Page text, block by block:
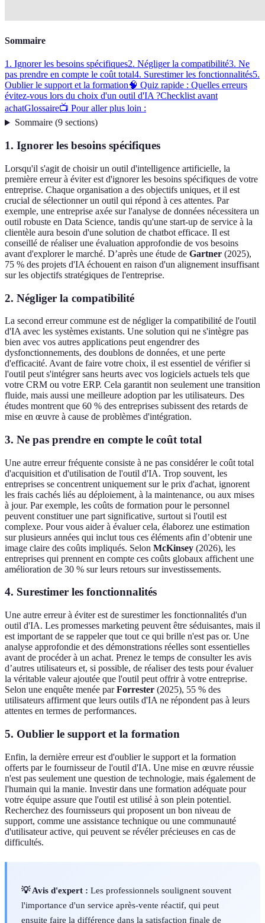
Sommaire
1. Ignorer les besoins spécifiques2. Négliger la compatibilité3. Ne
pas prendre en compte le coût total4. Surestimer les fonctionnalités5.
Oublier le support et la formation🧠 Quiz rapide : Quelles erreurs
évitez-vous lors du choix d'un outil d'IA ?Checklist avant
achatGlossaire📺 Pour aller plus loin :
Sommaire(9 sections)
1. Ignorer les besoins spécifiques
Lorsqu'il s'agit de choisir un outil d'intelligence artificielle, la
première erreur à éviter est d'ignorer les besoins spécifiques de votre
entreprise. Chaque organisation a des objectifs uniques, et il est
crucial de sélectionner un outil qui répond à ces attentes. Par
exemple, une entreprise axée sur l'analyse de données nécessitera un
outil robuste en Data Science, tandis qu'une start-up de service à la
clientèle aura besoin d'une solution de chatbot efficace. Il est
conseillé de réaliser une évaluation approfondie de vos besoins
avant d'explorer le marché. D’après une étude de Gartner (2025),
75 % des projets d'IA échouent en raison d'un alignement insuffisant
sur les objectifs stratégiques de l'entreprise.
2. Négliger la compatibilité
La second erreur commune est de négliger la compatibilité de l'outil
d'IA avec les systèmes existants. Une solution qui ne s'intègre pas
bien avec vos autres applications peut engendrer des
dysfonctionnements, des doublons de données, et une perte
d'efficacité. Avant de faire votre choix, il est essentiel de vérifier si
l'outil peut s'intégrer sans heurts avec vos logiciels actuels tels que
votre CRM ou votre ERP. Cela garantit non seulement une transition
fluide, mais aussi une meilleure adoption par les utilisateurs. Des
études montrent que 60 % des entreprises subissent des retards de
mise en œuvre à cause de problèmes d'intégration.
3. Ne pas prendre en compte le coût total
Une autre erreur fréquente consiste à ne pas considérer le coût total
d'acquisition et d'utilisation de l'outil d'IA. Trop souvent, les
entreprises se concentrent uniquement sur le prix d'achat, ignorent
les frais cachés liés au déploiement, à la maintenance, ou aux mises
à jour. Par exemple, les coûts de formation pour le personnel
peuvent constituer une part significative, surtout si l'outil est
complexe. Pour vous aider à évaluer cela, élaborez une estimation
sur plusieurs années qui inclut tous ces éléments afin d’obtenir une
image claire des coûts impliqués. Selon McKinsey (2026), les
entreprises qui prennent en compte ces coûts globaux affichent une
amélioration de 30 % sur leurs retours sur investissements.
4. Surestimer les fonctionnalités
Une autre erreur à éviter est de surestimer les fonctionnalités d'un
outil d'IA. Les promesses marketing peuvent être séduisantes, mais il
est important de se rappeler que tout ce qui brille n'est pas or. Une
analyse approfondie et des démonstrations réelles sont essentielles
avant de procéder à un achat. Prenez le temps de consulter les avis
d’autres utilisateurs et, si possible, de réaliser des tests pour évaluer
la véritable valeur ajoutée que l'outil peut offrir à votre entreprise.
Selon une enquête menée parForrester (2025), 55 % des
utilisateurs affirment que leurs outils d'IA ne répondent pas à leurs
attentes en termes de performances.
5. Oublier le support et la formation
Enfin, la dernière erreur est d'oublier le support et la formation
offerts par le fournisseur de l'outil d'IA. Une mise en œuvre réussie
n'est pas seulement une question de technologie, mais également de
l'humain qui la manie. Investir dans une formation adéquate pour
votre équipe assure que l'outil est utilisé à son plein potentiel.
Recherchez des fournisseurs qui proposent un bon niveau de
support, comme une assistance technique ou une communauté
d'utilisateur active, qui peuvent se révéler précieuses en cas de
difficultés.
💡 Avis d'expert : Les professionnels soulignent souvent
l'importance d'un service après-vente réactif, qui peut
ensuite faire la différence dans la satisfaction finale de